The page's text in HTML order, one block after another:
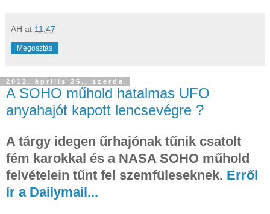
AH at 11:47
Megosztás
2012. április 25., szerda
A SOHO műhold hatalmas UFO
anyahajót kapott lencsevégre ?
A tárgy idegen űrhajónak tűnik csatolt
fém karokkal és a NASA SOHO műhold
felvételein tűnt fel szemfüleseknek. Erről
ír a Dailymail...